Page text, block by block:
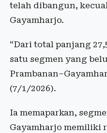
telah dibangun,
Gayamharjo.
“Dari total panjang
satu segmen yang
(7/1/2026).
Ia memaparkan,
Gayamharjo memiliki